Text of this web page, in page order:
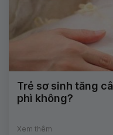
Trẻ sơ sinh tăng
phì không?
Xem thêm